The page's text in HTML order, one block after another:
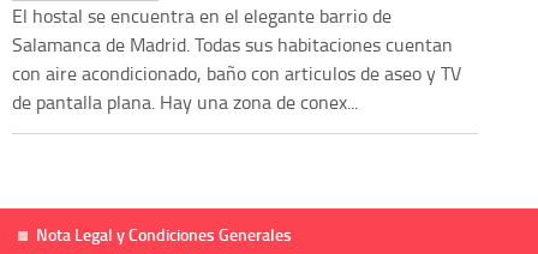
El hostal se encuentra en el elegante barrio de
Salamanca de Madrid. Todas sus habitaciones cuentan
con aire acondicionado, baño con articulos de aseo y TV
de pantalla plana. Hay una zona de conex...
Nota Legal y Condiciones Generales